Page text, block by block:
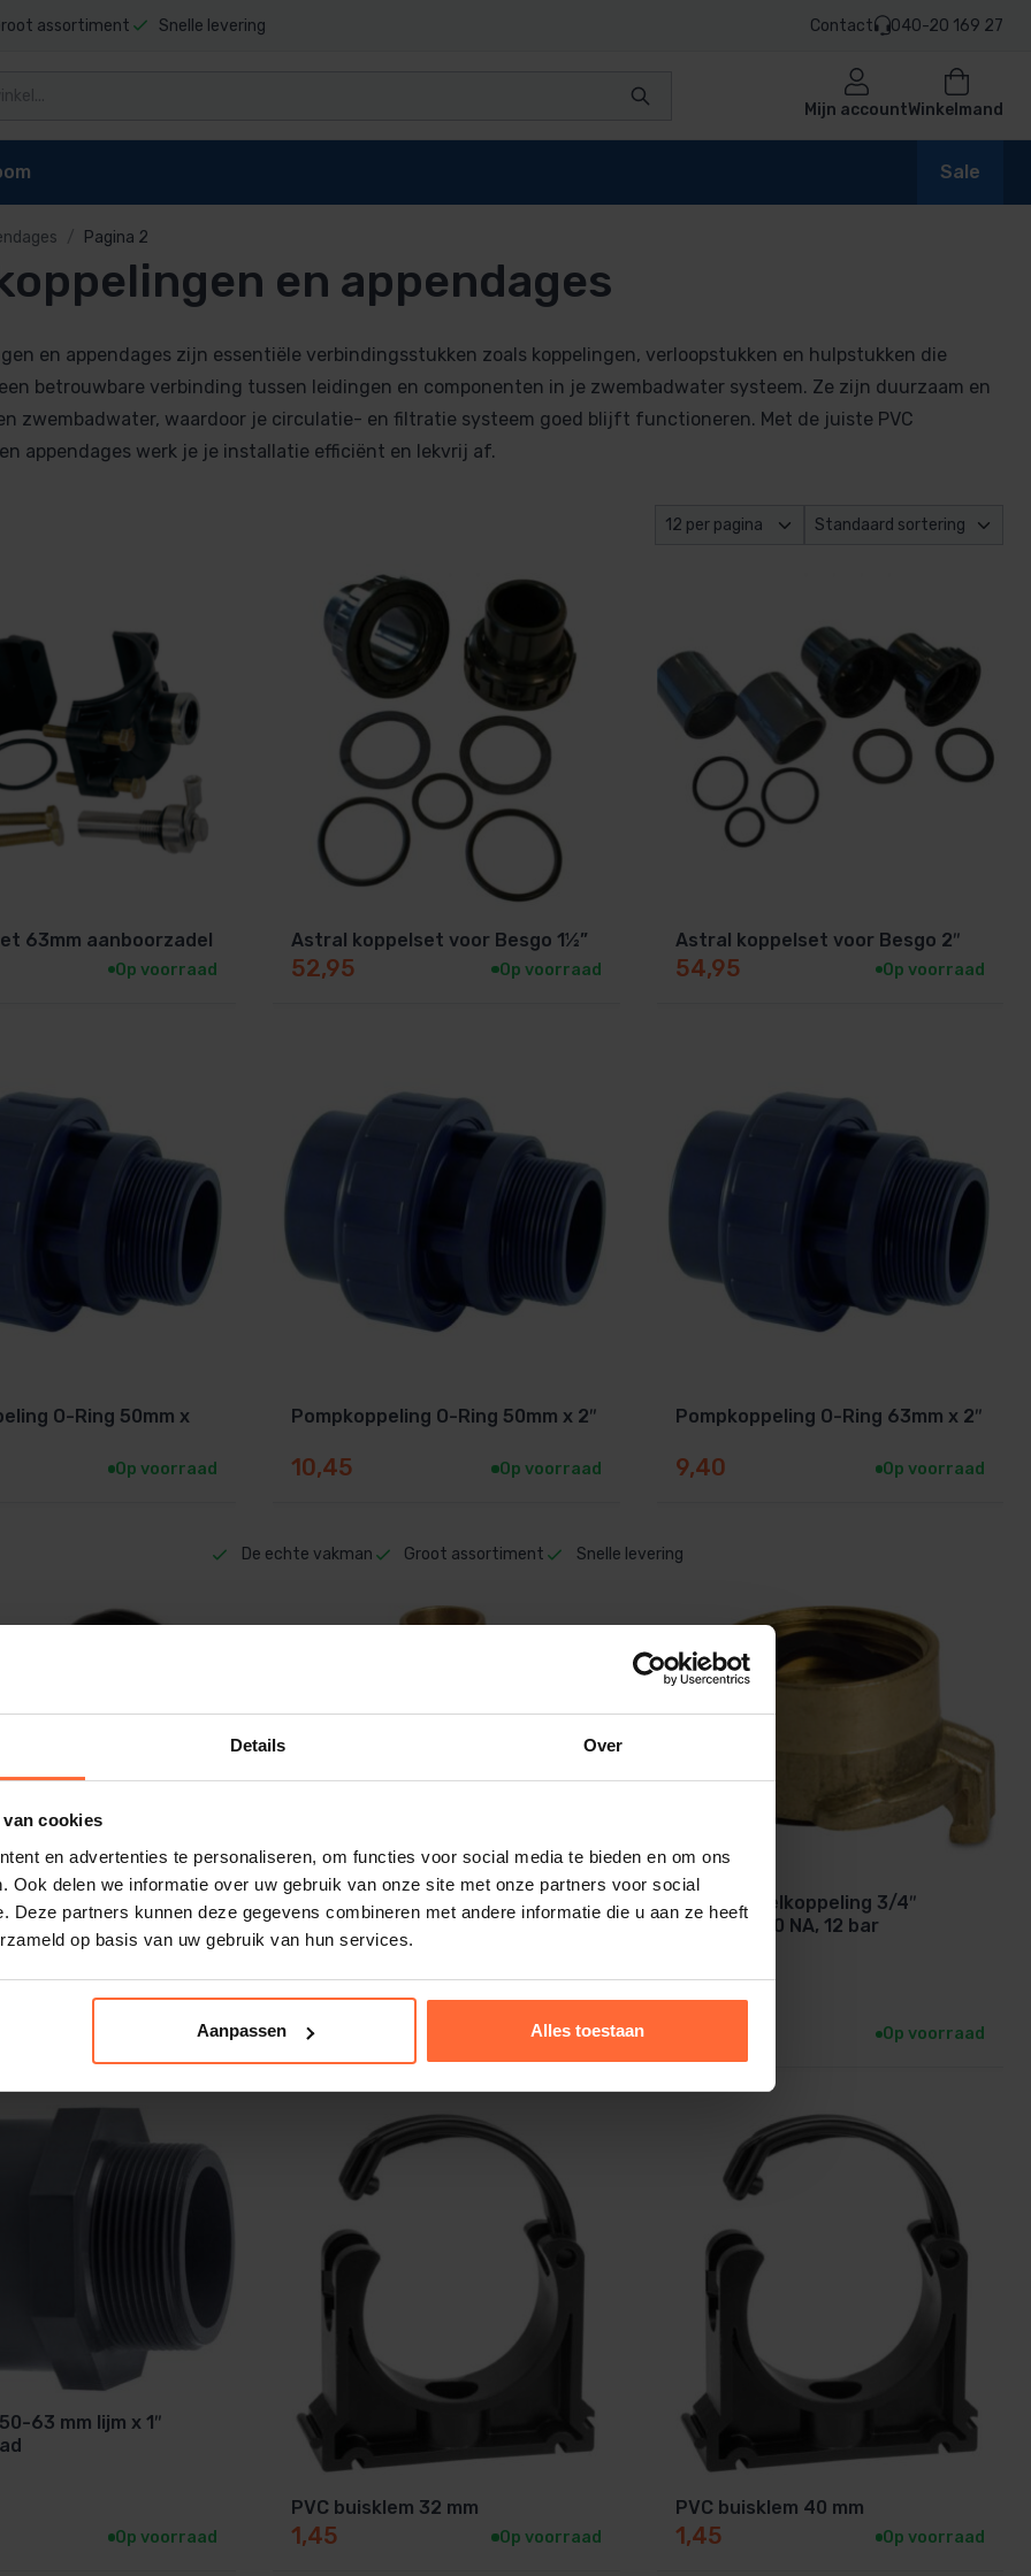
Details Over
cookies
en advertenties te personaliseren, om functies voor social media te bieden en om ons
Ook delen we informatie over uw gebruik van onze site met onze partners voor social
Deze partners kunnen deze gegevens combineren met andere informatie die u aan ze heeft
op basis van uw gebruik van hun services.
Aanpassen Alles toestaan
assortiment Snelle levering Contact 040-20 169 27
Mijn accountWinkelmand
en appendages
Sale
Pagina 2
en appendages
en appendages zijn essentiële verbindingsstukken zoals koppelingen, verloopstukken en hulpstukken die
betrouwbare verbinding tussen leidingen en componenten in je zwembadwater systeem. Ze zijn duurzaam en
zwembadwater, waardoor je circulatie- en filtratie systeem goed blijft functioneren. Met de juiste PVC
appendages werk je je installatie efficiënt en lekvrij af.
63mm aanboorzadel
Op voorraad
Astral koppelset voor Besgo 1½”
52,95 Op voorraad
Astral koppelset voor Besgo 2″
54,95 Op voorraad
O-Ring 50mm x
Op voorraad
Pompkoppeling O-Ring 50mm x 2″
10,45 Op voorraad
Pompkoppeling O-Ring 63mm x 2″
9,40 Op voorraad
De echte vakman Groot assortiment Snelle levering
Op voorraad
Profec Snelkoppeling 19 mm
messing, 40 NA, 12 bar
5,20 Op voorraad
Profec Snelkoppeling 3/4″
messing, 40 NA, 12 bar
Op voorraad
63 mm lijm x 1″
Op voorraad
PVC buisklem 32 mm
1,45 Op voorraad
PVC buisklem 40 mm
1,45 Op voorraad